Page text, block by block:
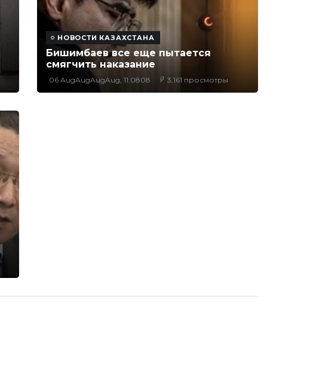
НОВОСТИ КАЗАХСТАНА
Бишимбаев все еще пытается
смягчить наказание
06 AugAugAugAug, 11:0808 3,161 просмотры